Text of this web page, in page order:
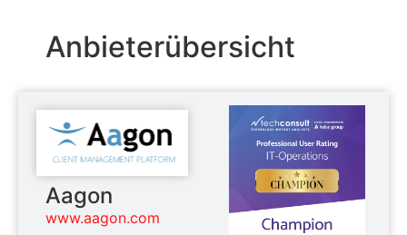
Anbieterübersicht
Aagon
www.aagon.com